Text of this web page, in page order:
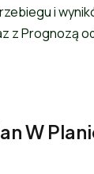
i
z Prognozą
W